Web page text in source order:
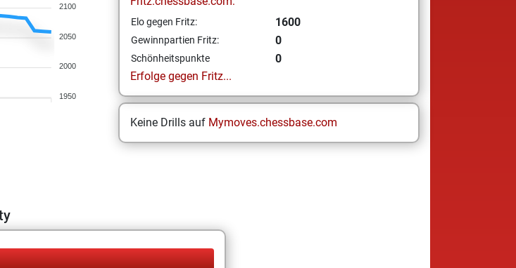
2100
2050
2000
1950
Elo gegen Fritz: 1600
Gewinnpartien Fritz: 0
Schönheitspunkte
0
Erfolge gegen Fritz...
Keine Drills auf Mymoves.chessbase.com